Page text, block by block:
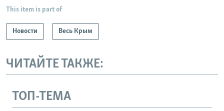
This item is part of
Новости Весь Крым
ЧИТАЙТЕ ТАКЖЕ:
ТОП-ТЕМА